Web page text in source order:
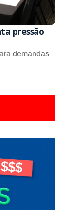
pressão
demandas